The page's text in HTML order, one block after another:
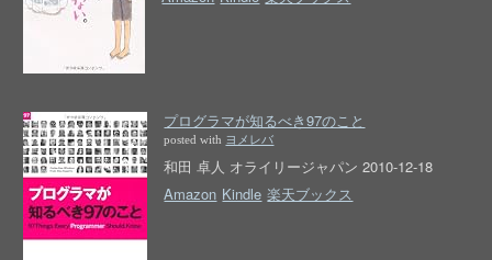
プログラマが知るべき97のこと
posted with ヨメレバ
和田 卓人 オライリージャパン 2010-12-18
Amazon Kindle 楽天ブックス